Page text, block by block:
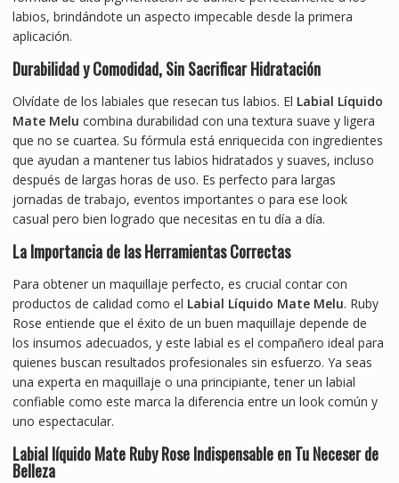
labios, brindándote un aspecto impecable desde la primera
aplicación.
Durabilidad y Comodidad, Sin Sacrificar Hidratación
Olvídate de los labiales que resecan tus labios. El Labial Líquido
Mate Melu combina durabilidad con una textura suave y ligera
que no se cuartea. Su fórmula está enriquecida con ingredientes
que ayudan a mantener tus labios hidratados y suaves, incluso
después de largas horas de uso. Es perfecto para largas
jornadas de trabajo, eventos importantes o para ese look
casual pero bien logrado que necesitas en tu día a día.
La Importancia de las Herramientas Correctas
Para obtener un maquillaje perfecto, es crucial contar con
productos de calidad como el Labial Líquido Mate Melu. Ruby
Rose entiende que el éxito de un buen maquillaje depende de
los insumos adecuados, y este labial es el compañero ideal para
quienes buscan resultados profesionales sin esfuerzo. Ya seas
una experta en maquillaje o una principiante, tener un labial
confiable como este marca la diferencia entre un look común y
uno espectacular.
Labial líquido Mate Ruby Rose Indispensable en Tu Neceser de
Belleza